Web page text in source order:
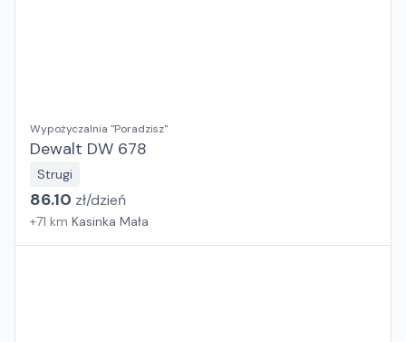
Wypożyczalnia "Poradzisz"
Dewalt DW 678
Strugi
86.10 zł/dzień
+71 km Kasinka Mała